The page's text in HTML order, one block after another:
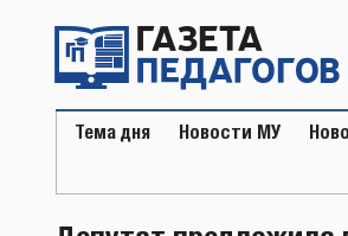
содержимому
Тема дня Новости МУ